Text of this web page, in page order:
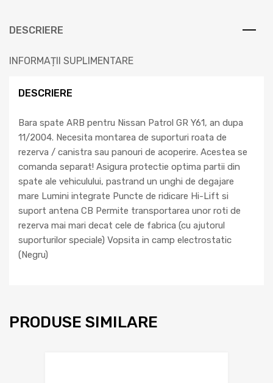
DESCRIERE
INFORMAȚII SUPLIMENTARE
DESCRIERE
Bara spate ARB pentru Nissan Patrol GR Y61, an dupa
11/2004. Necesita montarea de suporturi roata de
rezerva / canistra sau panouri de acoperire. Acestea se
comanda separat! Asigura protectie optima partii din
spate ale vehiculului, pastrand un unghi de degajare
mare Lumini integrate Puncte de ridicare Hi-Lift si
suport antena CB Permite transportarea unor roti de
rezerva mai mari decat cele de fabrica (cu ajutorul
suporturilor speciale) Vopsita in camp electrostatic
(Negru)
PRODUSE SIMILARE